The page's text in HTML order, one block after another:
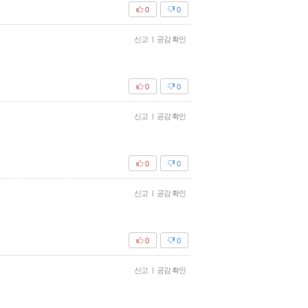
0
0
신고 | 공감 확인
0
0
신고 | 공감 확인
0
0
신고 | 공감 확인
0
0
신고 | 공감 확인